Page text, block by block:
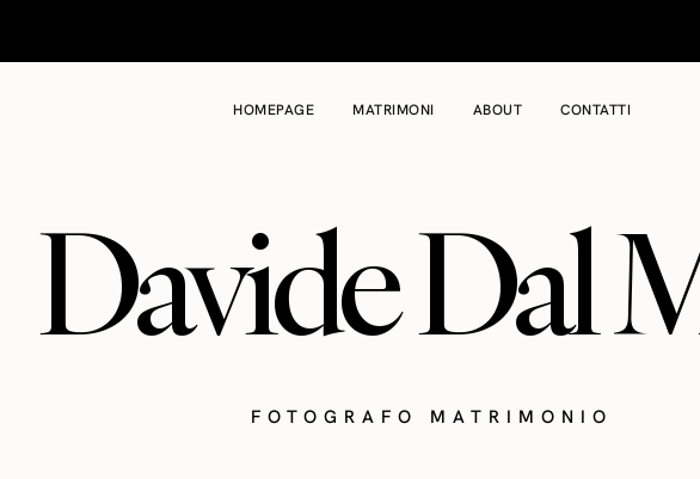
HOMEPAGE MATRIMONI ABOUT CONTATTI
Davide Dal
FOTOGRAFO MATRIMONIO